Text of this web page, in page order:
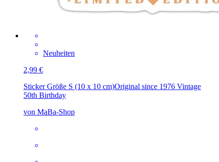
Neuheiten
2,99 €
Sticker Größe S (10 x 10 cm)Original since 1976 Vintage
50th Birthday
von MaBa-Shop